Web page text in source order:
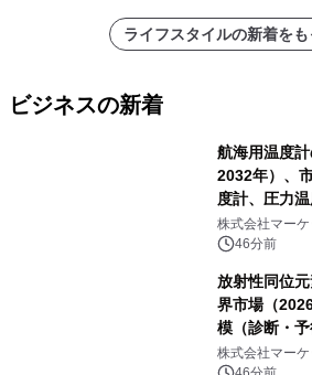
ライフスタイルの新着を
ビジネスの新着
航海用温度
2032年）、
度計、圧力
ポートを発表
株式会社マー
46分前
放射性同位
界市場（
模（診断・
表
株式会社マー